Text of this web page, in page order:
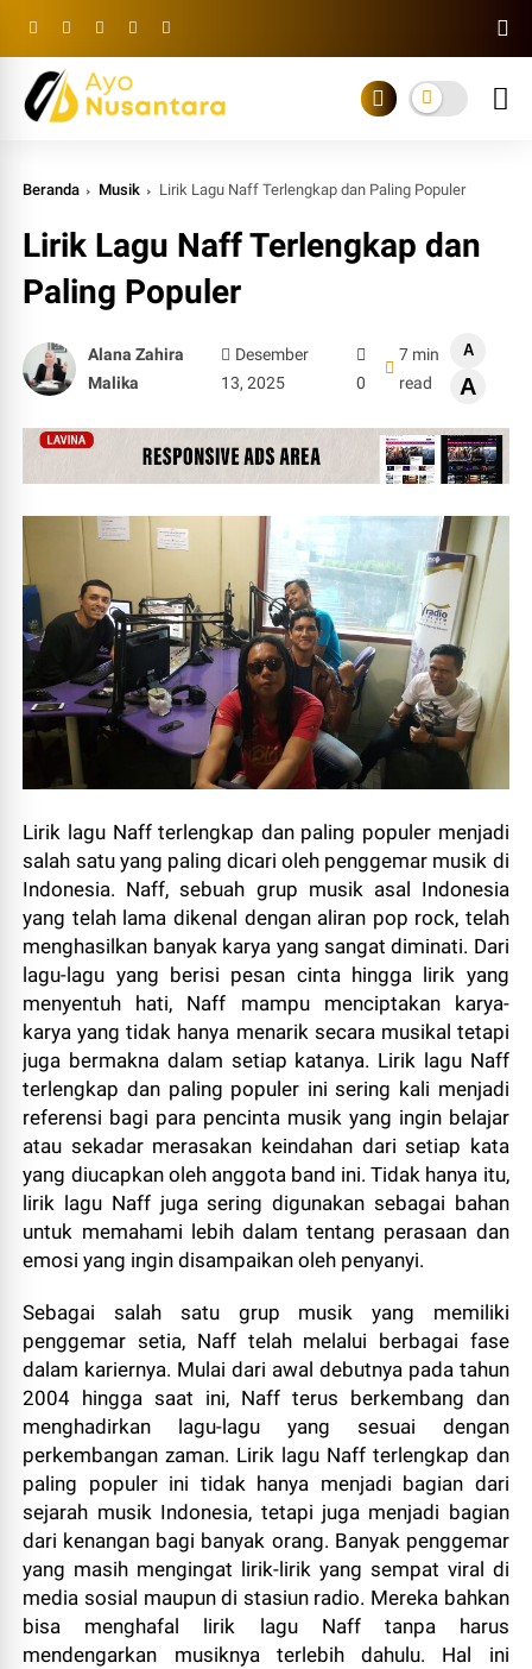
Beranda Musik Lirik Lagu Naff Terlengkap dan Paling Populer
Lirik Lagu Naff Terlengkap dan
Paling Populer
Alana Zahira
Malika
Desember
13, 2025
0
7 min
read
A
A
Lirik lagu Naff terlengkap dan paling populer menjadi
salah satu yang paling dicari oleh penggemar musik di
Indonesia. Naff, sebuah grup musik asal Indonesia
yang telah lama dikenal dengan aliran pop rock, telah
menghasilkan banyak karya yang sangat diminati. Dari
lagu-lagu yang berisi pesan cinta hingga lirik yang
menyentuh hati, Naff mampu menciptakan karya-
karya yang tidak hanya menarik secara musikal tetapi
juga bermakna dalam setiap katanya. Lirik lagu Naff
terlengkap dan paling populer ini sering kali menjadi
referensi bagi para pencinta musik yang ingin belajar
atau sekadar merasakan keindahan dari setiap kata
yang diucapkan oleh anggota band ini. Tidak hanya itu,
lirik lagu Naff juga sering digunakan sebagai bahan
untuk memahami lebih dalam tentang perasaan dan
emosi yang ingin disampaikan oleh penyanyi.
Sebagai salah satu grup musik yang memiliki
penggemar setia, Naff telah melalui berbagai fase
dalam kariernya. Mulai dari awal debutnya pada tahun
2004 hingga saat ini, Naff terus berkembang dan
menghadirkan lagu-lagu yang sesuai dengan
perkembangan zaman. Lirik lagu Naff terlengkap dan
paling populer ini tidak hanya menjadi bagian dari
sejarah musik Indonesia, tetapi juga menjadi bagian
dari kenangan bagi banyak orang. Banyak penggemar
yang masih mengingat lirik-lirik yang sempat viral di
media sosial maupun di stasiun radio. Mereka bahkan
bisa menghafal lirik lagu Naff tanpa harus
mendengarkan musiknya terlebih dahulu. Hal ini